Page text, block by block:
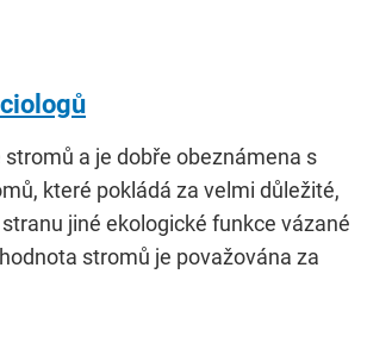
a je dobře obeznámena s
které pokládá za velmi důležité,
jiné ekologické funkce vázané
stromů je považována za